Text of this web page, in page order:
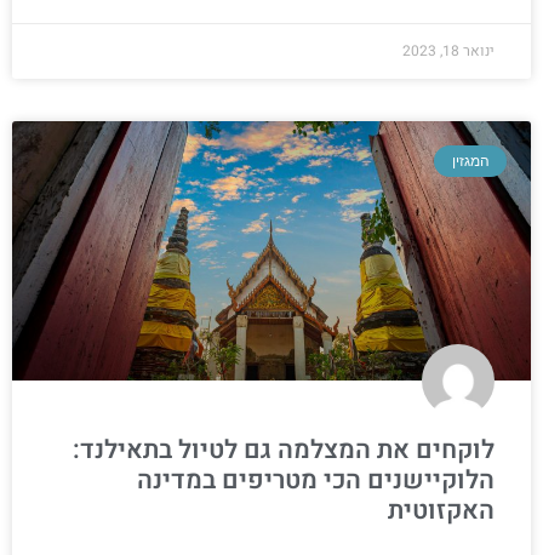
ינואר 18, 2023
המגזין
לוקחים את המצלמה גם לטיול בתאילנד:
הלוקיישנים הכי מטריפים במדינה
האקזוטית